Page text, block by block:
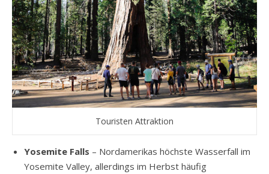
Touristen Attraktion
Yosemite Falls – Nordamerikas höchste Wasserfall im
Yosemite Valley, allerdings im Herbst häufig